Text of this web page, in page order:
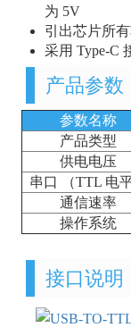
为 5V
引出芯片所
采用 Type-C
产品参数
参数名称
产品类型
供电电压
串口 （TTL 电平
通信速率
操作系统
接口说明